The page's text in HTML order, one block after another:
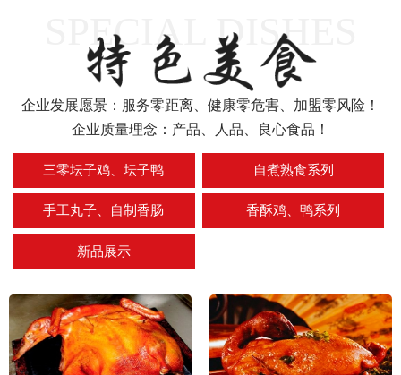
2
SPECIAL DISHES
企业发展愿景：服务零距离、健康零危害、加盟零风险！
企业质量理念：产品、人品、良心食品！
三零坛子鸡、坛子鸭 自煮熟食系列
手工丸子、自制香肠 香酥鸡、鸭系列
新品展示